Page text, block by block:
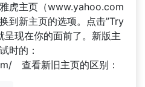
虎主页（www.yahoo.com
到新主页的选项。点击”Try
现在你的面前了。新版主
时的：
查看新旧主页的区别：